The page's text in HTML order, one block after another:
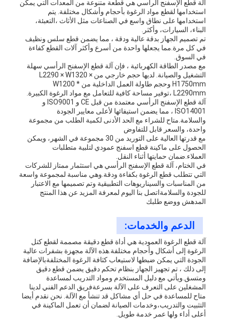
آلة قطع الإسفنج الرأسي هي قطعة متنوعة من المعدات التي يمكن
استخدامها لقطع مواد الرغوة بأحجام وأشكال مختلفة. يتم
استخدامها على نطاق واسع في الصناعات مثل الأثاث ،التعبئة،
البناء، السيارات، وأكثر.
تم تصميم الجهاز بدقة عالية ودقة ، مما يضمن قطع سلس ونظيف
في كل مرة.مما يجعلها واحدة من أسرع وأكثر آلات القطع كفاءة
في السوق.
مع مصدر الطاقة الكهربائية ، فإن آلة قطع الإسفنج الرأسي سهلة
التشغيل والصيانة. لديها حجم خارجي من L2290 × W1320 ×
H1750mm وحجم طاولة العمل الداخلية من W1200 *
L2290mm ،توفير مساحة كافية للتعامل مع مواد الرغوة الكبيرة.
آلة قطع الإسفنج الرأسي معتمدة من قبل CE و ISO9001 و
ISO14001 ، مما يضمن استيفائها لأعلى معايير الجودة
والسلامة.متاح للشراء مع الحد الأدنى لكمية الطلب من مجموعة
واحدة، والسعر قابل للتفاوض
مع قدرتها العالية على التوريد من 30 مجموعة في الشهر، ويمكن
الحصول على ماكينة قطع اسفنج عمودي لتلبية متطلبات
العملاء.ضمان حمايتها أثناء النقل.
في الختام، آلة قطع الإسفنج الرأسي هي استثمار ممتاز للشركات
التي تتطلب قطع الرغوة بكفاءة ودقة.وهي مناسبة لمجموعة واسعة
من المناسبات والسيناريوهات التطبيقية وتم تصميمها مع الاعتبار
للجودة والسلامةاتصل بنا اليوم لمعرفة المزيد عن هذا المنتج
المدهش ووضع طلبك
الدعم والخدمات:
آلة قطع الرغوة العمودية هي أداة قطع دقيقة مصممة لقطع كتل
الرغوة إلى أشكال وأحجام مختلفة.هذه الآلة مجهزة بشفرات عالية
الجودة التي يمكن ضبطها لاستيعاب كثافة الرغوة المختلفةبالإضافة
إلى ذلك ، تم تجهيز الجهاز بنظام تحكم دقيق يضمن قطع دقيق
ومتسق.ويأتي مع دليل المستخدم ومواد التدريب لمساعدة
المشغلين على التعرف على الآلة بسرعةفريق الدعم الفني لدينا
متاح للمساعدة في حل أي مشاكل قد تنشأ مع الآلة. نحن نقدم أيضا
التثبيت والتدريب،وخدمات الصيانة لضمان أن تعمل الماكينة في
أعلى أداء ولها عمر خدمة طويل.